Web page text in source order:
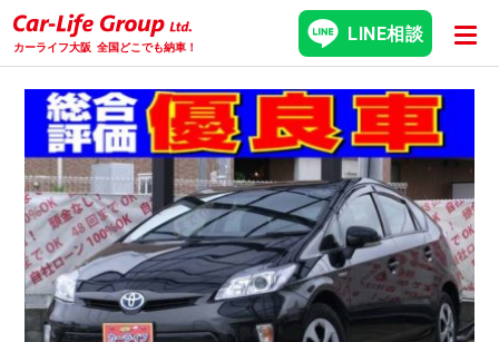
カーライフ大阪 全国どこでも納車！
LINE相談